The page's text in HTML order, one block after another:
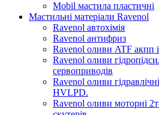
Mobil мастила пластичні
Мастильні матеріали Ravenol
Ravenol автохімія
Ravenol антифриз
Ravenol оливи ATF акпп
Ravenol оливи
сервоприводів
Ravenol оливи
HVLPD.
Ravenol оливи моторні